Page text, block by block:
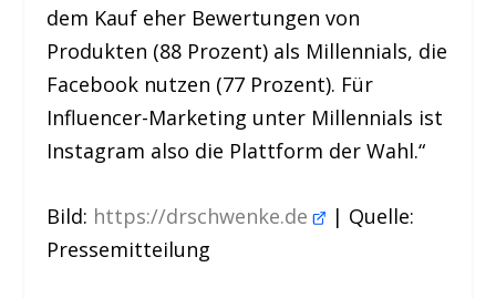
dem Kauf eher Bewertungen von
Produkten (88 Prozent) als Millennials, die
Facebook nutzen (77 Prozent). Für
Influencer-Marketing unter Millennials ist
Instagram also die Plattform der Wahl.“
Bild: https://drschwenke.de
| Quelle:
Pressemitteilung